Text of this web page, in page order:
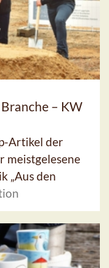
– KW
Artikel der
meistgelesene
„Aus den